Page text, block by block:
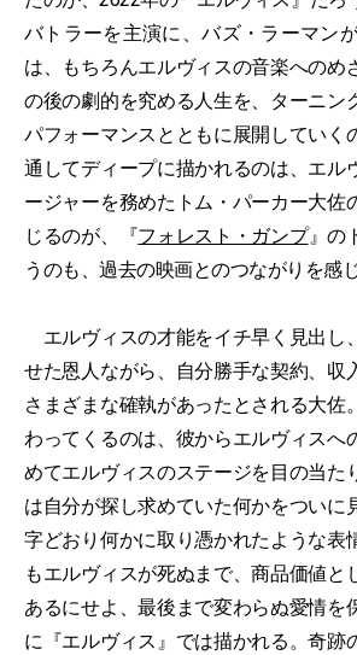
バトラーを主演に、バズ・ラーマン
は、もちろんエルヴィスの音楽へのめ
の後の劇的を究める人生を、ターニン
パフォーマンスとともに展開していく
通してディープに描かれるのは、エル
ージャーを務めたトム・パーカー大佐
じるのが、『フォレスト・ガンプ』の
うのも、過去の映画とのつながりを感
エルヴィスの才能をイチ早く見出し
せた恩人ながら、自分勝手な契約、収
さまざまな確執があったとされる大佐
わってくるのは、彼からエルヴィスへ
めてエルヴィスのステージを目の当た
は自分が探し求めていた何かをついに
字どおり何かに取り憑かれたような表
もエルヴィスが死ぬまで、商品価値と
あるにせよ、最後まで変わらぬ愛情を
に『エルヴィス』では描かれる。奇跡